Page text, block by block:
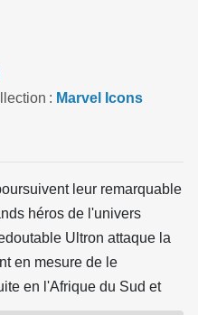
Marvel Icons
leur remarquable
héros de l'univers
Ultron attaque la
en mesure de le
en l'Afrique du Sud et
des Thunderbolts.